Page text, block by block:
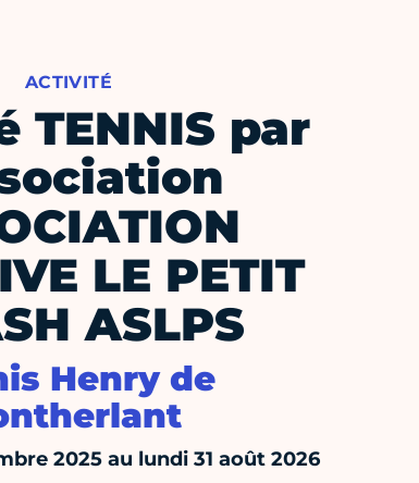
ACTIVITÉ
TENNIS par
LE PETIT
ASLPS
Henry de
2025 au lundi 31 août 2026